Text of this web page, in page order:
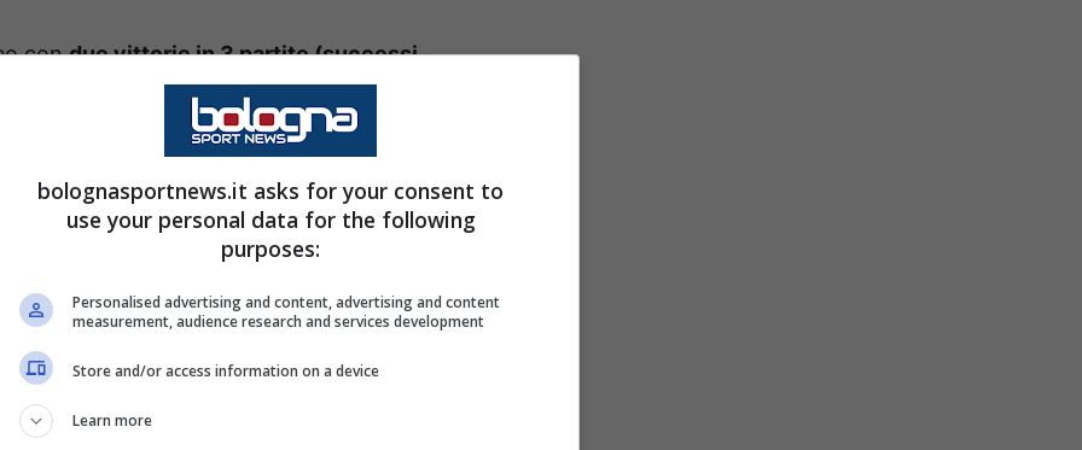
condue vittorie in 3 partite (successi
di Bergen (Norvegia)è senza dubbio un
partirà comunque favorito in questa gara.
la squadra norvegese arriva a
è praticamente conclusa, con una lotta per
probabilmente, sarà la meta finale della
assenze
bolognasportnews.it asks for your consent to
use your personal data for the following
purposes:
Personalised advertising and content, advertising and content
measurement, audience research and services development
Store and/or access information on a device
Learn more